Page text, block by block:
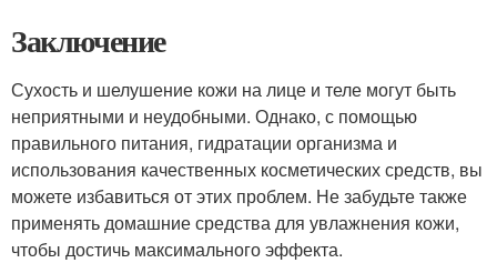
Заключение
Сухость и шелушение кожи на лице и теле могут быть
неприятными и неудобными. Однако, с помощью
правильного питания, гидратации организма и
использования качественных косметических средств, вы
можете избавиться от этих проблем. Не забудьте также
применять домашние средства для увлажнения кожи,
чтобы достичь максимального эффекта.